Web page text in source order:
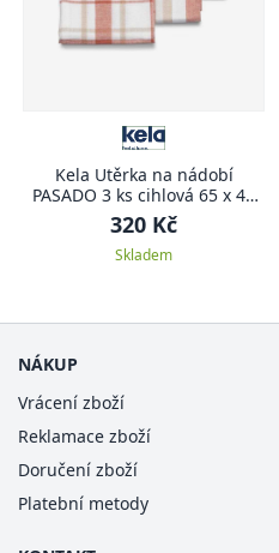
Kela Utěrka na nádobí
PASADO 3 ks cihlová 65 x 45
cm
320 Kč
Skladem
NÁKUP
Vrácení zboží
Reklamace zboží
Doručení zboží
Platební metody